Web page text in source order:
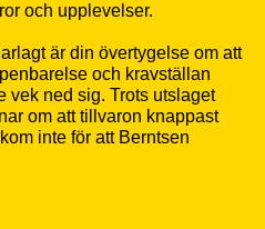
och upplevelser.
är din övertygelse om att
och kravställan
vek ned sig. Trots utslaget
om att tillvaron knappast
inte för att Berntsen